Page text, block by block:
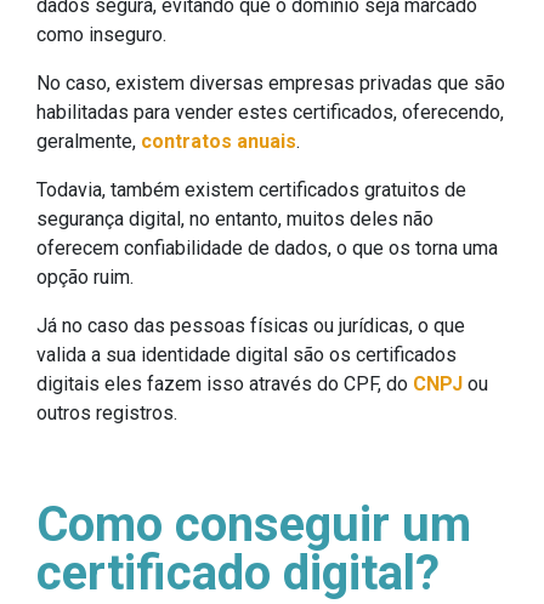
dados segura, evitando que o domínio seja marcado
como inseguro.
No caso, existem diversas empresas privadas que são
habilitadas para vender estes certificados, oferecendo,
geralmente, contratos anuais.
Todavia, também existem certificados gratuitos de
segurança digital, no entanto, muitos deles não
oferecem confiabilidade de dados, o que os torna uma
opção ruim.
Já no caso das pessoas físicas ou jurídicas, o que
valida a sua identidade digital são os certificados
digitais eles fazem isso através do CPF, do CNPJ ou
outros registros.
Como conseguir um
certificado digital?